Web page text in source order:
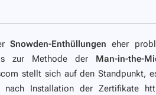
Snowden-Enthüllungen eher
zur Methode der Man-in-the-
stellt sich auf den Standpunkt,
Installation der Zertifikate